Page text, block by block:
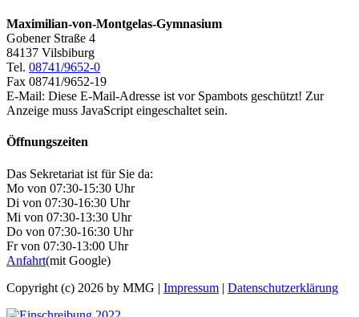
Maximilian-von-Montgelas-Gymnasium
Gobener Straße 4
84137 Vilsbiburg
Tel. 08741/9652-0
Fax 08741/9652-19
E-Mail: Diese E-Mail-Adresse ist vor Spambots geschützt! Zur
Anzeige muss JavaScript eingeschaltet sein.
Öffnungszeiten
Das Sekretariat ist für Sie da:
Mo von 07:30-15:30 Uhr
Di von 07:30-16:30 Uhr
Mi von 07:30-13:30 Uhr
Do von 07:30-16:30 Uhr
Fr von 07:30-13:00 Uhr
Anfahrt(mit Google)
Copyright (c) 2026 by MMG | Impressum | Datenschutzerklärung